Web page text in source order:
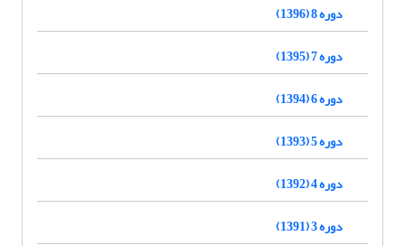
دوره 8 (1396)
دوره 7 (1395)
دوره 6 (1394)
دوره 5 (1393)
دوره 4 (1392)
دوره 3 (1391)